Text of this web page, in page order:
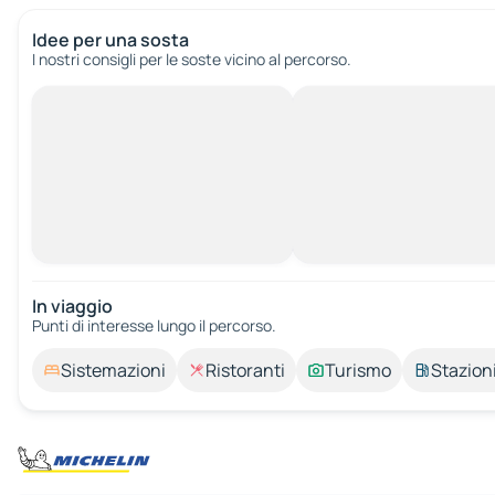
Idee per una sosta
I nostri consigli per le soste vicino al percorso.
In viaggio
Punti di interesse lungo il percorso.
Sistemazioni Ristoranti Turismo